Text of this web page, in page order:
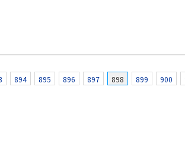
894 895 896 897 898 899 900